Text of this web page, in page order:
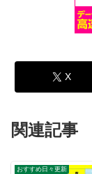
X
関連記事
おすすめ日々更新